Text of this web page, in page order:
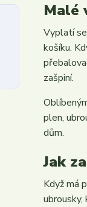
Malé
Vyplatí
košíku.
zašpiní.
plen,
dům.
Jak
Když má